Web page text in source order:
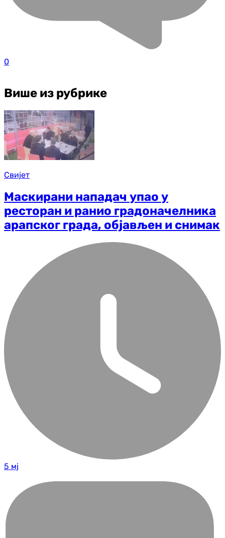
0
Више из рубрике
Свијет
Маскирани нападач упао у
ресторан и ранио градоначелника
арапског града, објављен и снимак
5 мј